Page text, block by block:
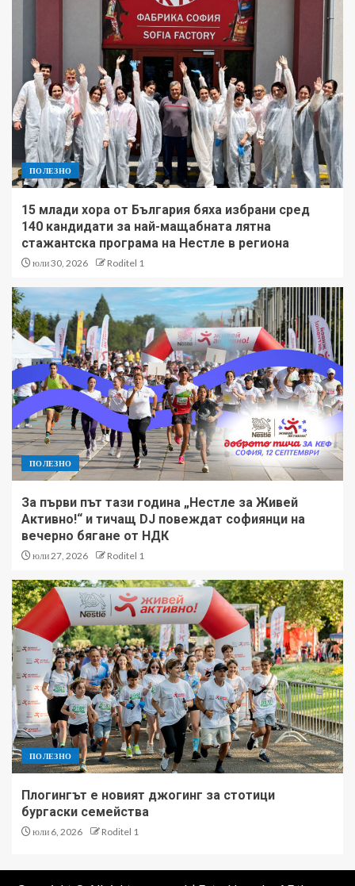
ПОЛЕЗНО
15 млади хора от България бяха избрани сред
140 кандидати за най-мащабната лятна
стажантска програма на Нестле в региона
юли 30, 2026 Roditel 1
ПОЛЕЗНО
За първи път тази година „Нестле за Живей
Активно!“ и тичащ DJ повеждат софиянци на
вечерно бягане от НДК
юли 27, 2026 Roditel 1
ПОЛЕЗНО
Плогингът е новият джогинг за стотици
бургаски семейства
юли 6, 2026 Roditel 1